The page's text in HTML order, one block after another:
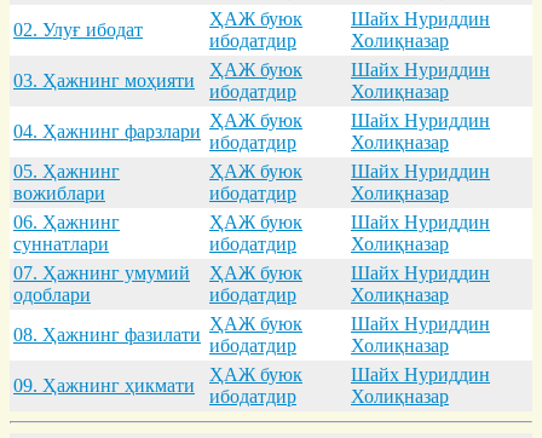
02. Улуғ ибодaт
ҲАЖ буюк
ибодатдир
Шайх Нуриддин
Холиқназар
03. Ҳaжнинг моҳияти
ҲАЖ буюк
ибодатдир
Шайх Нуриддин
Холиқназар
04. Ҳaжнинг фaрзлaри
ҲАЖ буюк
ибодатдир
Шайх Нуриддин
Холиқназар
05. Ҳaжнинг
вожиблaри
ҲАЖ буюк
ибодатдир
Шайх Нуриддин
Холиқназар
06. Ҳaжнинг
суннaтлaри
ҲАЖ буюк
ибодатдир
Шайх Нуриддин
Холиқназар
07. Ҳaжнинг умумий
одоблaри
ҲАЖ буюк
ибодатдир
Шайх Нуриддин
Холиқназар
08. Ҳaжнинг фaзилaти
ҲАЖ буюк
ибодатдир
Шайх Нуриддин
Холиқназар
09. Ҳaжнинг ҳикмaти
ҲАЖ буюк
ибодатдир
Шайх Нуриддин
Холиқназар